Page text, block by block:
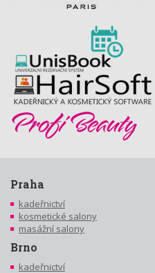
Praha
kadeřnictví
kosmetické salony
masážní salony
Brno
kadeřnictví